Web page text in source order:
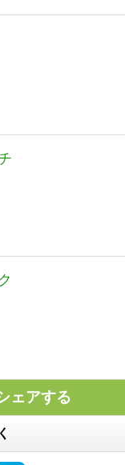
ェアする